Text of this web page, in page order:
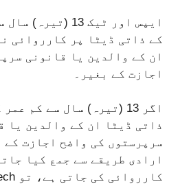
ایپس اور ٹیک 13
کے ذاتی ڈیٹا پر کارروائی
ان کے والدین یا قانونی
اجازت کے بغیر۔
اگر 13 (تیرہ) سال سے کم
ذاتی ڈیٹا ان کے والدین یا
سرپرستوں کی واضح اجازت کے
ارادی طریقے سے جمع کیا